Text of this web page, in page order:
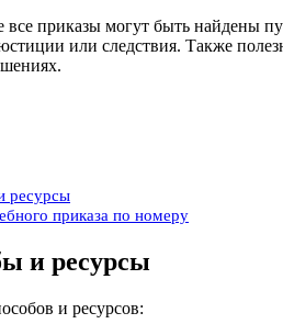
все приказы могут быть найдены
или следствия. Также
ресурсы
приказа по номеру
и ресурсы
и ресурсов: